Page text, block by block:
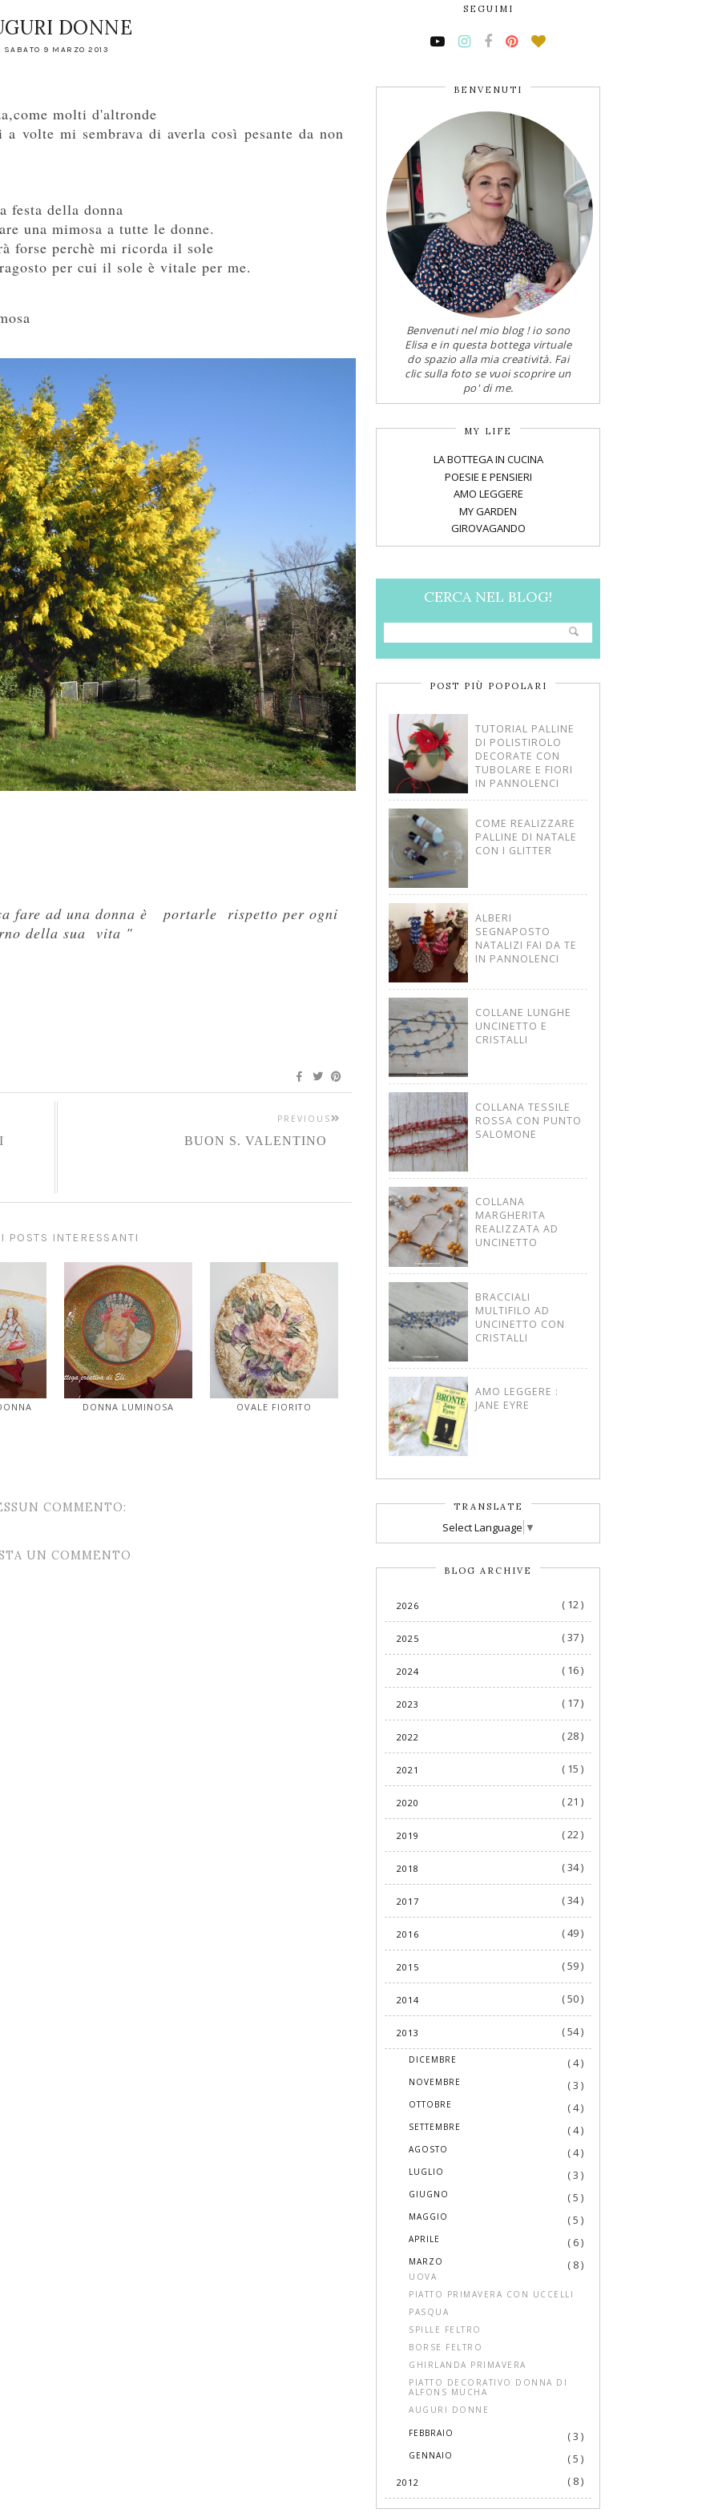
DONNE
SABATO 9 MARZO 2013
molti d'altronde
a volte mi sembrava di averla così pesante da non
festa della donna
una mimosa a tutte le donne.
forse perchè mi ricorda il sole
per cui il sole è vitale per me.
fare ad una donna è portarle rispetto per ogni
della sua vita "
PREVIOUS
BUON S. VALENTINO
POSTS INTERESSANTI
DONNA LUMINOSA OVALE FIORITO
COMMENTO:
UN COMMENTO
SEGUIMI
BENVENUTI
Benvenuti nel mio blog ! io sono
Elisa e in questa bottega virtuale
do spazio alla mia creatività. Fai
clic sulla foto se vuoi scoprire un
po' di me.
MY LIFE
LA BOTTEGA IN CUCINA
POESIE E PENSIERI
AMO LEGGERE
MY GARDEN
GIROVAGANDO
CERCA NEL BLOG!
POST PIÙ POPOLARI
TUTORIAL PALLINE
DI POLISTIROLO
DECORATE CON
TUBOLARE E FIORI
IN PANNOLENCI
COME REALIZZARE
PALLINE DI NATALE
CON I GLITTER
ALBERI
SEGNAPOSTO
NATALIZI FAI DA TE
IN PANNOLENCI
COLLANE LUNGHE
UNCINETTO E
CRISTALLI
COLLANA TESSILE
ROSSA CON PUNTO
SALOMONE
COLLANA
MARGHERITA
REALIZZATA AD
UNCINETTO
BRACCIALI
MULTIFILO AD
UNCINETTO CON
CRISTALLI
AMO LEGGERE :
JANE EYRE
TRANSLATE
Select Language ▼
BLOG ARCHIVE
2026 ( 12 )
2025 ( 37 )
2024 ( 16 )
2023 ( 17 )
2022 ( 28 )
2021 ( 15 )
2020 ( 21 )
2019 ( 22 )
2018 ( 34 )
2017 ( 34 )
2016 ( 49 )
2015 ( 59 )
2014 ( 50 )
2013 ( 54 )
DICEMBRE ( 4 )
NOVEMBRE ( 3 )
OTTOBRE ( 4 )
SETTEMBRE ( 4 )
AGOSTO ( 4 )
LUGLIO ( 3 )
GIUGNO ( 5 )
MAGGIO ( 5 )
APRILE ( 6 )
MARZO ( 8 )
UOVA
PIATTO PRIMAVERA CON UCCELLI
PASQUA
SPILLE FELTRO
BORSE FELTRO
GHIRLANDA PRIMAVERA
PIATTO DECORATIVO DONNA DI
ALFONS MUCHA
AUGURI DONNE
FEBBRAIO ( 3 )
GENNAIO ( 5 )
2012 ( 8 )